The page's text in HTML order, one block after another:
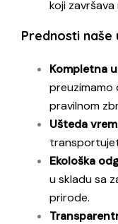
koji
Prednosti naše
Kompletna
preuzimamo
pravilnom
Ušteda
Ekološka
u skladu sa
prirode.